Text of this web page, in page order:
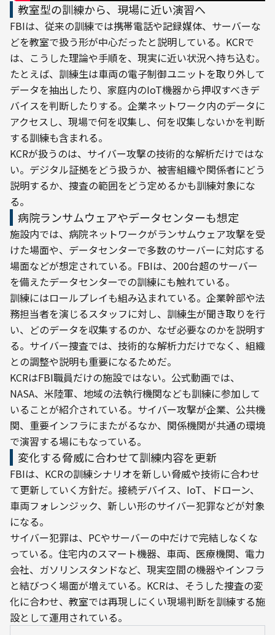
教室型の訓練から、現場に近い演習へ
FBIは、従来の訓練では携帯電話や記録媒体、サーバーな
どを教室で扱う形が中心だったと説明している。KCRで
は、こうした理論や手順を、現実に近い状況へ持ち込む。
たとえば、訓練生は車両の電子制御ユニットを取り外して
データを抽出したり、家庭内のIoT機器から押収すべきデ
バイスを判断したりする。企業ネットワーク内のデータに
アクセスし、現場で何を収集し、何を収集しないかを判断
する訓練も含まれる。
KCRが扱うのは、サイバー攻撃の技術的な解析だけではな
い。デジタル証拠をどう扱うか、被害組織や関係者にどう
説明するか、捜査の範囲をどう定めるかも訓練対象にな
る。
病院ランサムウェアやデータセンターも想定
施設内では、病院ネットワークがランサムウェア攻撃を受
けた場面や、データセンターで多数のサーバーに対応する
場面などが想定されている。FBIは、200台超のサーバー
を備えたデータセンターでの訓練にも触れている。
訓練にはロールプレイも組み込まれている。企業幹部や法
務担当者を演じるスタッフに対し、訓練生が聞き取りを行
い、どのデータを収集するのか、なぜ必要なのかを説明す
る。サイバー捜査では、技術的な解析力だけでなく、組織
との調整や説明も重要になるためだ。
KCRはFBI職員だけの施設ではない。公式動画では、
NASA、米陸軍、地域の法執行機関なども訓練に参加して
いることが紹介されている。サイバー攻撃が企業、公共機
関、重要インフラにまたがるなか、関係機関が共通の環境
で演習する場にもなっている。
変化する脅威に合わせて訓練内容を更新
FBIは、KCRの訓練シナリオを新しい脅威や技術に合わせ
て更新していく方針だ。接続デバイス、IoT、ドローン、
車両フォレンジック、新しい形のサイバー犯罪などが対象
になる。
サイバー犯罪は、PCやサーバーの中だけで完結しなくな
っている。住宅内のスマート機器、車両、医療機関、電力
会社、ガソリンスタンドなど、現実空間の機器やインフラ
と結びつく場面が増えている。KCRは、そうした捜査の変
化に合わせ、教室では再現しにくい現場判断を訓練する施
設として運用されている。